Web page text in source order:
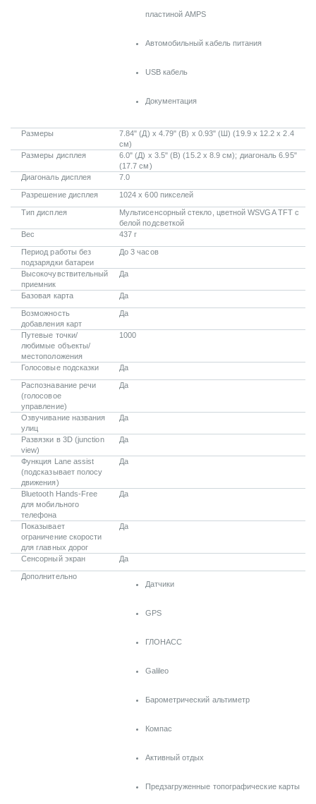
пластиной AMPS
Автомобильный кабель питания
USB кабель
Документация
Размеры
7.84" (Д) x 4.79" (В) x 0.93" (Ш) (19.9 x 12.2 x 2.4
см)
Размеры дисплея
6.0" (Д) x 3.5" (В) (15.2 x 8.9 см); диагональ 6.95"
(17.7 см)
Диагональ дисплея
7.0
Разрешение дисплея 1024 х 600 пикселей
Тип дисплея
Мультисенсорный стекло, цветной WSVGA TFT с
белой подсветкой
Вес
437 г
Период работы без
подзарядки батареи
До 3 часов
Высокочувствительный
приемник
Да
Базовая карта Да
Возможность
добавления карт
Да
Путевые точки/
любимые объекты/
местоположения
1000
Голосовые подсказки Да
Распознавание речи
(голосовое
управление)
Да
Озвучивание названия
улиц
Да
Развязки в 3D (junction
view)
Да
Функция Lane assist
(подсказывает полосу
движения)
Да
Bluetooth Hands-Free
для мобильного
телефона
Да
Показывает
ограничение скорости
для главных дорог
Да
Сенсорный экран Да
Дополнительно
Датчики
GPS
ГЛОНАСС
Galileo
Барометрический альтиметр
Компас
Активный отдых
Предзагруженные топографические карты